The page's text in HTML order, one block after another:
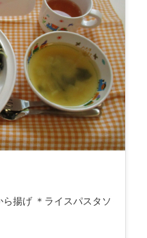
揚げ ＊ライスパスタソ